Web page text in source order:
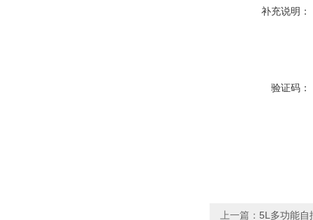
补充说明：
验证码：
上一篇： 5L多功能自